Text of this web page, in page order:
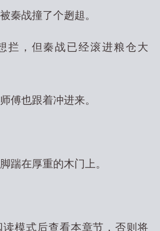
秦战撞了个趔趄。
拦，但秦战已经滚进粮仓大
傅也跟着冲进来。
踹在厚重的木门上。
模式后查看本章节，否则将